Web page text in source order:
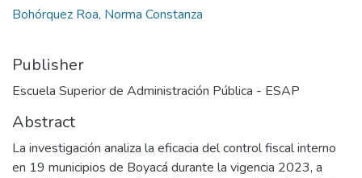
Bohórquez Roa, Norma Constanza
Publisher
Escuela Superior de Administración Pública - ESAP
Abstract
La investigación analiza la eficacia del control fiscal interno
en 19 municipios de Boyacá durante la vigencia 2023, a